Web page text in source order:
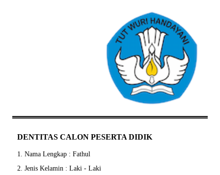
DENTITAS CALON PESERTA DIDIK
1. Nama Lengkap : Fathul
2. Jenis Kelamin : Laki - Laki